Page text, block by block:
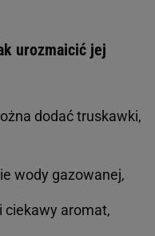
urozmaicić jej
dodać truskawki,
wody gazowanej,
ciekawy aromat,